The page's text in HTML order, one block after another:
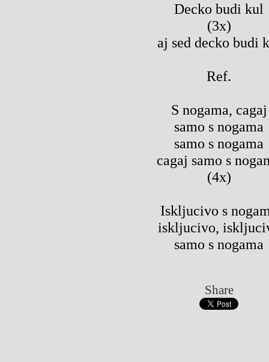
Decko budi kul
(3x)
aj sed decko budi
Ref.
S nogama, cagaj
samo s nogama
samo s nogama
cagaj samo s
(4x)
Iskljucivo s
iskljucivo,
samo s nogama
Share